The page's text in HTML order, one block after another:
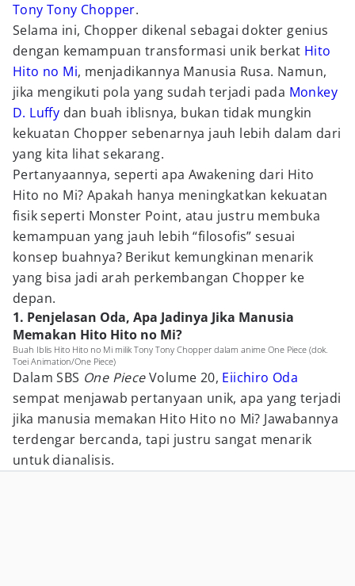
Tony Tony Chopper.
Selama ini, Chopper dikenal sebagai dokter genius
dengan kemampuan transformasi unik berkat Hito
Hito no Mi, menjadikannya Manusia Rusa. Namun,
jika mengikuti pola yang sudah terjadi pada Monkey
D. Luffy dan buah iblisnya, bukan tidak mungkin
kekuatan Chopper sebenarnya jauh lebih dalam dari
yang kita lihat sekarang.
Pertanyaannya, seperti apa Awakening dari Hito
Hito no Mi? Apakah hanya meningkatkan kekuatan
fisik seperti Monster Point, atau justru membuka
kemampuan yang jauh lebih “filosofis” sesuai
konsep buahnya? Berikut kemungkinan menarik
yang bisa jadi arah perkembangan Chopper ke
depan.
1. Penjelasan Oda, Apa Jadinya Jika Manusia
Memakan Hito Hito no Mi?
Buah Iblis Hito Hito no Mi milik Tony Tony Chopper dalam anime One Piece (dok.
Toei Animation/One Piece)
Dalam SBS One PieceVolume 20, Eiichiro Oda
sempat menjawab pertanyaan unik, apa yang terjadi
jika manusia memakan Hito Hito no Mi? Jawabannya
terdengar bercanda, tapi justru sangat menarik
untuk dianalisis.